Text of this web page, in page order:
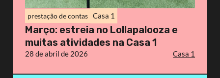
prestação de contas Casa 1
Março: estreia no Lollapalooza e
muitas atividades na Casa 1
28 de abril de 2026 Casa 1